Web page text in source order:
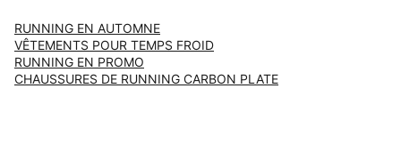
RUNNING EN AUTOMNE
VÊTEMENTS POUR TEMPS FROID
RUNNING EN PROMO
CHAUSSURES DE RUNNING CARBON PLATE